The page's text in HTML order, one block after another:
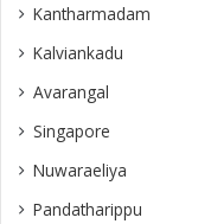
Kantharmadam
Kalviankadu
Avarangal
Singapore
Nuwaraeliya
Pandatharippu